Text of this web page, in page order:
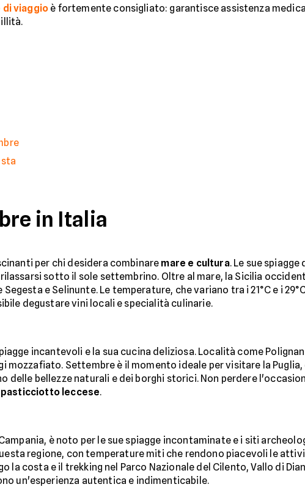
di viaggio è fortemente consigliato: garantisce assistenza
in Italia
per chi desidera combinare mare e cultura. Le sue
sotto il sole settembrino. Oltre al mare, la Sicilia
e Selinunte. Le temperature, che variano tra i 21°C e i
degustare vini locali e specialità culinarie.
incantevoli e la sua cucina deliziosa. Località come
mozzafiato. Settembre è il momento ideale per visitare la
delle bellezze naturali e dei borghi storici. Non perdere
pasticciotto leccese.
è noto per le sue spiagge incontaminate e i siti
regione, con temperature miti che rendono piacevoli le
la costa e il trekking nel Parco Nazionale del Cilento, Vallo di
un'esperienza autentica e indimenticabile.